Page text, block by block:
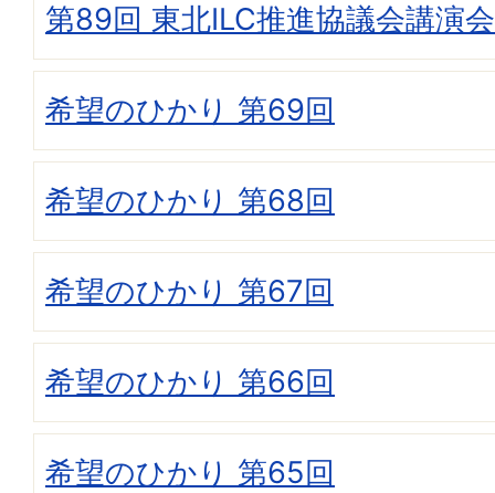
第89回 東北ILC推進協議会講演会
希望のひかり 第69回
希望のひかり 第68回
希望のひかり 第67回
希望のひかり 第66回
希望のひかり 第65回